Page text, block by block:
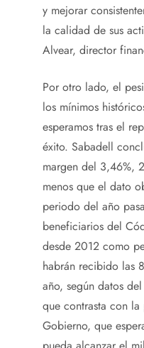
y mejorar
la calidad de sus
Alvear, director
Por otro lado, el
los mínimos
esperamos tras el
éxito. Sabadell
margen del 3,46%,
menos que el dato
periodo del año
beneficiarios del
desde 2012 como
habrán recibido las
año, según datos
que contrasta con
Gobierno, que